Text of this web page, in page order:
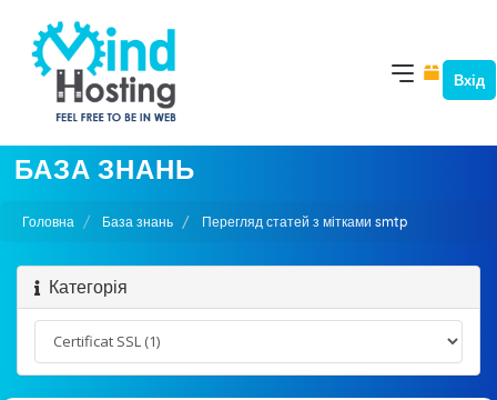
Вхід
БАЗА ЗНАНЬ
Головна База знань Перегляд статей з мітками smtp
Категорія